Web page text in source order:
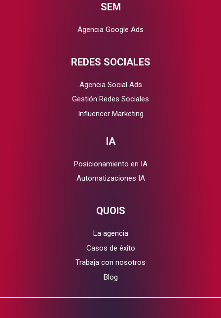
SEM
Agencia Google Ads
REDES SOCIALES
Agencia Social Ads
Gestión Redes Sociales
Influencer Marketing
IA
Posicionamiento en IA
Automatizaciones IA
QUOIS
La agencia
Casos de éxito
Trabaja con nosotros
Blog